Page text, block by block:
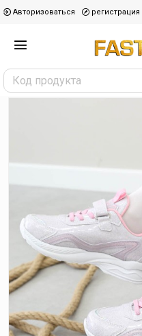
Авторизоваться регистрация